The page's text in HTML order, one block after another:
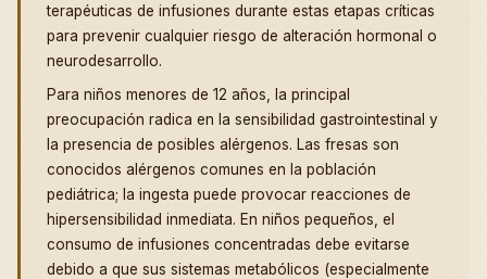
terapéuticas de infusiones durante estas etapas críticas
para prevenir cualquier riesgo de alteración hormonal o
neurodesarrollo.
Para niños menores de 12 años, la principal
preocupación radica en la sensibilidad gastrointestinal y
la presencia de posibles alérgenos. Las fresas son
conocidos alérgenos comunes en la población
pediátrica; la ingesta puede provocar reacciones de
hipersensibilidad inmediata. En niños pequeños, el
consumo de infusiones concentradas debe evitarse
debido a que sus sistemas metabólicos (especialmente